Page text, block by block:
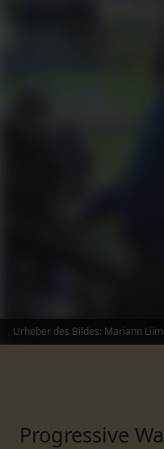
Progressive
Urheber des Bildes: Mariann